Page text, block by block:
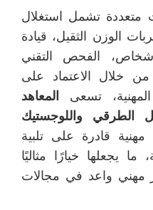
متعددة تشمل استغلال
الوزن الثقيل، قيادة
الفحص التقني
من خلال الاعتماد على
المهنية، تسعى
المعاهد
الطرقي واللوجستيك
قادرة على تلبية
ما يجعلها خيارًا مثاليًا
مهني واعد في مجالات